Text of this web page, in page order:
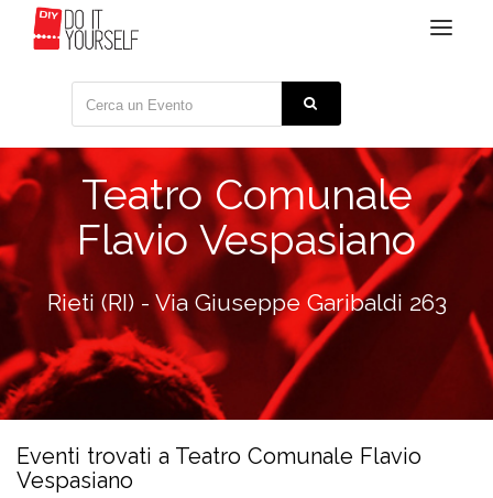
Toggle
Teatro Comunale
Flavio Vespasiano
Rieti (RI) - Via Giuseppe Garibaldi 263
Eventi trovati a Teatro Comunale Flavio
Vespasiano